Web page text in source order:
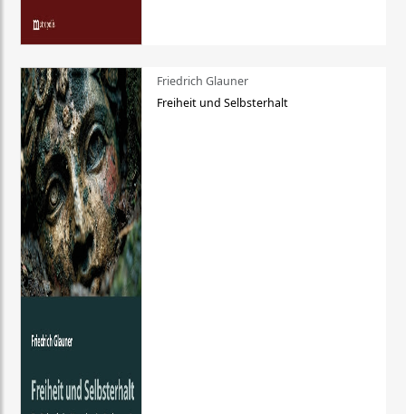
Friedrich Glauner
Freiheit und Selbsterhalt